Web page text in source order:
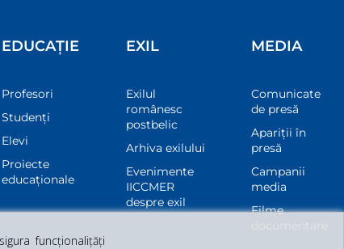
EDUCAȚIE
Profesori
Studenți
Elevi
Proiecte
educaționale
EXIL
Exilul
românesc
postbelic
Arhiva exilului
Evenimente
IICCMER
despre exil
MEDIA
Comunicate
de presă
Apariții în
presă
Campanii
media
Filme
documentare
funcționalițăți